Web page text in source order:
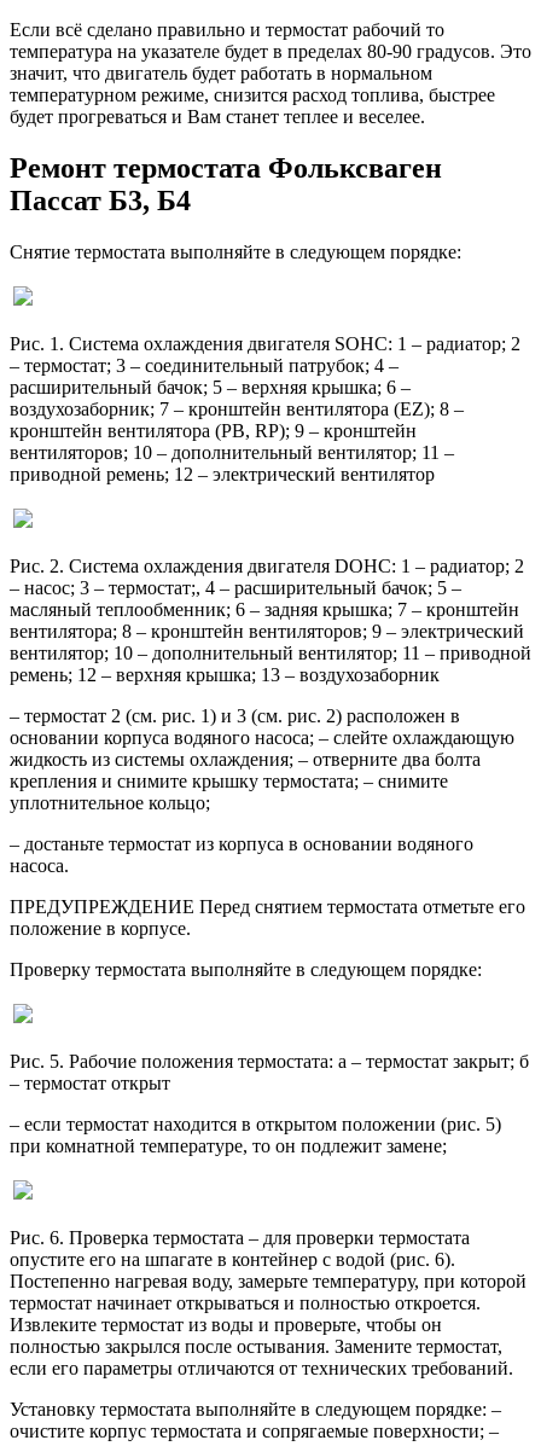
Если всё сделано правильно и термостат рабочий то
температура на указателе будет в пределах 80-90 градусов. Это
значит, что двигатель будет работать в нормальном
температурном режиме, снизится расход топлива, быстрее
будет прогреваться и Вам станет теплее и веселее.
Ремонт термостата Фольксваген
Пассат Б3, Б4
Снятие термостата выполняйте в следующем порядке:
Рис. 1. Система охлаждения двигателя SOHC: 1 – радиатор; 2
– термостат; 3 – соединительный патрубок; 4 –
расширительный бачок; 5 – верхняя крышка; 6 –
воздухозаборник; 7 – кронштейн вентилятора (EZ); 8 –
кронштейн вентилятора (РВ, RP); 9 – кронштейн
вентиляторов; 10 – дополнительный вентилятор; 11 –
приводной ремень; 12 – электрический вентилятор
Рис. 2. Система охлаждения двигателя DOHC: 1 – радиатор; 2
– насос; 3 – термостат;, 4 – расширительный бачок; 5 –
масляный теплообменник; 6 – задняя крышка; 7 – кронштейн
вентилятора; 8 – кронштейн вентиляторов; 9 – электрический
вентилятор; 10 – дополнительный вентилятор; 11 – приводной
ремень; 12 – верхняя крышка; 13 – воздухозаборник
– термостат 2 (см. рис. 1) и 3 (см. рис. 2) расположен в
основании корпуса водяного насоса; – слейте охлаждающую
жидкость из системы охлаждения; – отверните два болта
крепления и снимите крышку термостата; – снимите
уплотнительное кольцо;
– достаньте термостат из корпуса в основании водяного
насоса.
ПРЕДУПРЕЖДЕНИЕ Перед снятием термостата отметьте его
положение в корпусе.
Проверку термостата выполняйте в следующем порядке:
Рис. 5. Рабочие положения термостата: a – термостат закрыт; б
– термостат открыт
– если термостат находится в открытом положении (рис. 5)
при комнатной температуре, то он подлежит замене;
Рис. 6. Проверка термостата – для проверки термостата
опустите его на шпагате в контейнер с водой (рис. 6).
Постепенно нагревая воду, замерьте температуру, при которой
термостат начинает открываться и полностью откроется.
Извлеките термостат из воды и проверьте, чтобы он
полностью закрылся после остывания. Замените термостат,
если его параметры отличаются от технических требований.
Установку термостата выполняйте в следующем порядке: –
очистите корпус термостата и сопрягаемые поверхности; –